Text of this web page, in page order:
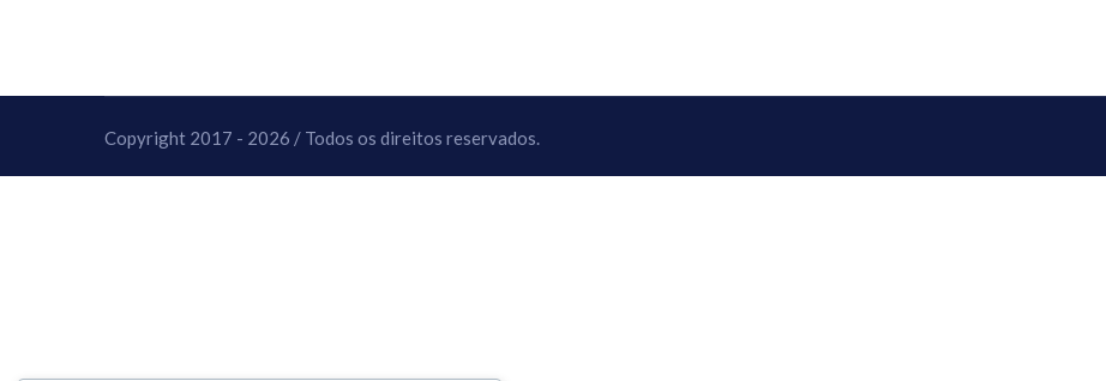
Copyright 2017 - 2026 / Todos os direitos reservados.